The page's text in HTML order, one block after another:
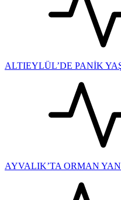
ALTIEYLÜL’DE PANİK
AYVALIK’TA ORMAN